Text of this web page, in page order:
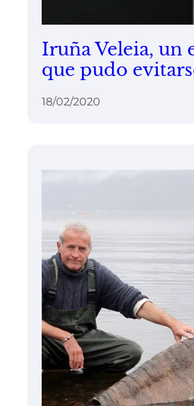
Iruña Veleia, un
que pudo
18/02/2020